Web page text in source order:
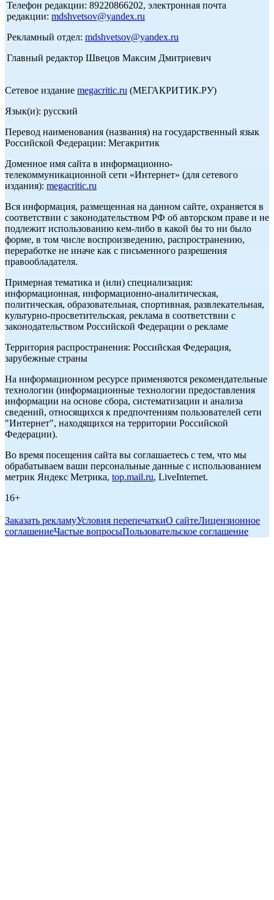
Телефон редакции: 89220866202, электронная почта
редакции: mdshvetsov@yandex.ru
Рекламный отдел: mdshvetsov@yandex.ru
Главный редактор Швецов Максим Дмитриевич
Сетевое издание megacritic.ru (МЕГАКРИТИК.РУ)
Язык(и): русский
Перевод наименования (названия) на государственный язык
Российской Федерации: Мегакритик
Доменное имя сайта в информационно-
телекоммуникационной сети «Интернет» (для сетевого
издания): megacritic.ru
Вся информация, размещенная на данном сайте, охраняется в
соответствии с законодательством РФ об авторском праве и не
подлежит использованию кем-либо в какой бы то ни было
форме, в том числе воспроизведению, распространению,
переработке не иначе как с письменного разрешения
правообладателя.
Примерная тематика и (или) специализация:
информационная, информационно-аналитическая,
политическая, образовательная, спортивная, развлекательная,
культурно-просветительская, реклама в соответствии с
законодательством Российской Федерации о рекламе
Территория распространения: Российская Федерация,
зарубежные страны
На информационном ресурсе применяются рекомендательные
технологии (информационные технологии предоставления
информации на основе сбора, систематизации и анализа
сведений, относящихся к предпочтениям пользователей сети
"Интернет", находящихся на территории Российской
Федерации).
Во время посещения сайта вы соглашаетесь с тем, что мы
обрабатываем ваши персональные данные с использованием
метрик Яндекс Метрика, top.mail.ru, LiveInternet.
16+
Заказать рекламуУсловия перепечаткиО сайтеЛицензионное
соглашениеЧастые вопросыПользовательское соглашение